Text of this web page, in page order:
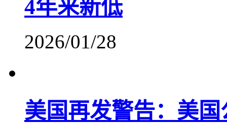
4年来新低
2026/01/28
美国再发警告：美